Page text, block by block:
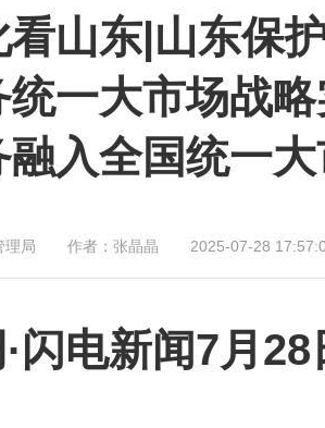
山东|山东保
一大市场战
融入全国统一
理局 作者： 张晶晶 2025-07-28
·闪电新闻7月28